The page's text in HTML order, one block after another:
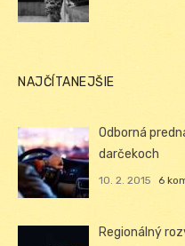
NAJČÍTANEJŠIE
Odborná
darčekoch
10. 2. 2015 6
Regionálný